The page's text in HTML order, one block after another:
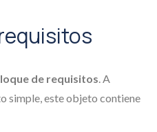
de requisitos. A
simple, este objeto contiene